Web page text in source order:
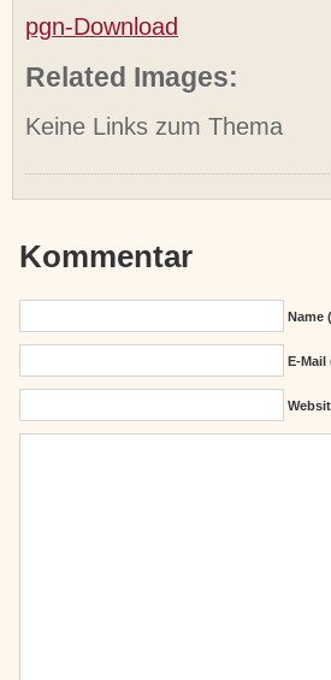
pgn-Download
Related Images:
Keine Links zum Thema
Kommentar
Name
E-Mail